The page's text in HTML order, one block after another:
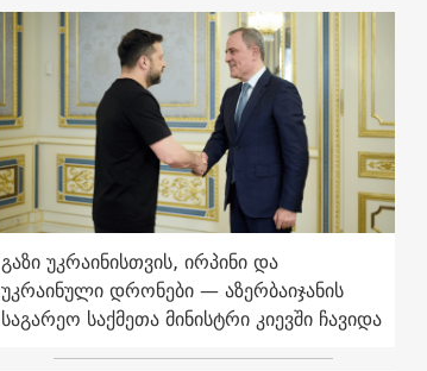
გაზი უკრაინისთვის, ირპინი და
უკრაინული დრონები — აზერბაიჯანის
საგარეო საქმეთა მინისტრი კიევში ჩავიდა